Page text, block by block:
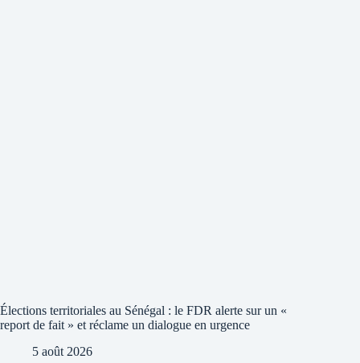
Élections territoriales au Sénégal : le FDR alerte sur un «
report de fait » et réclame un dialogue en urgence
5 août 2026